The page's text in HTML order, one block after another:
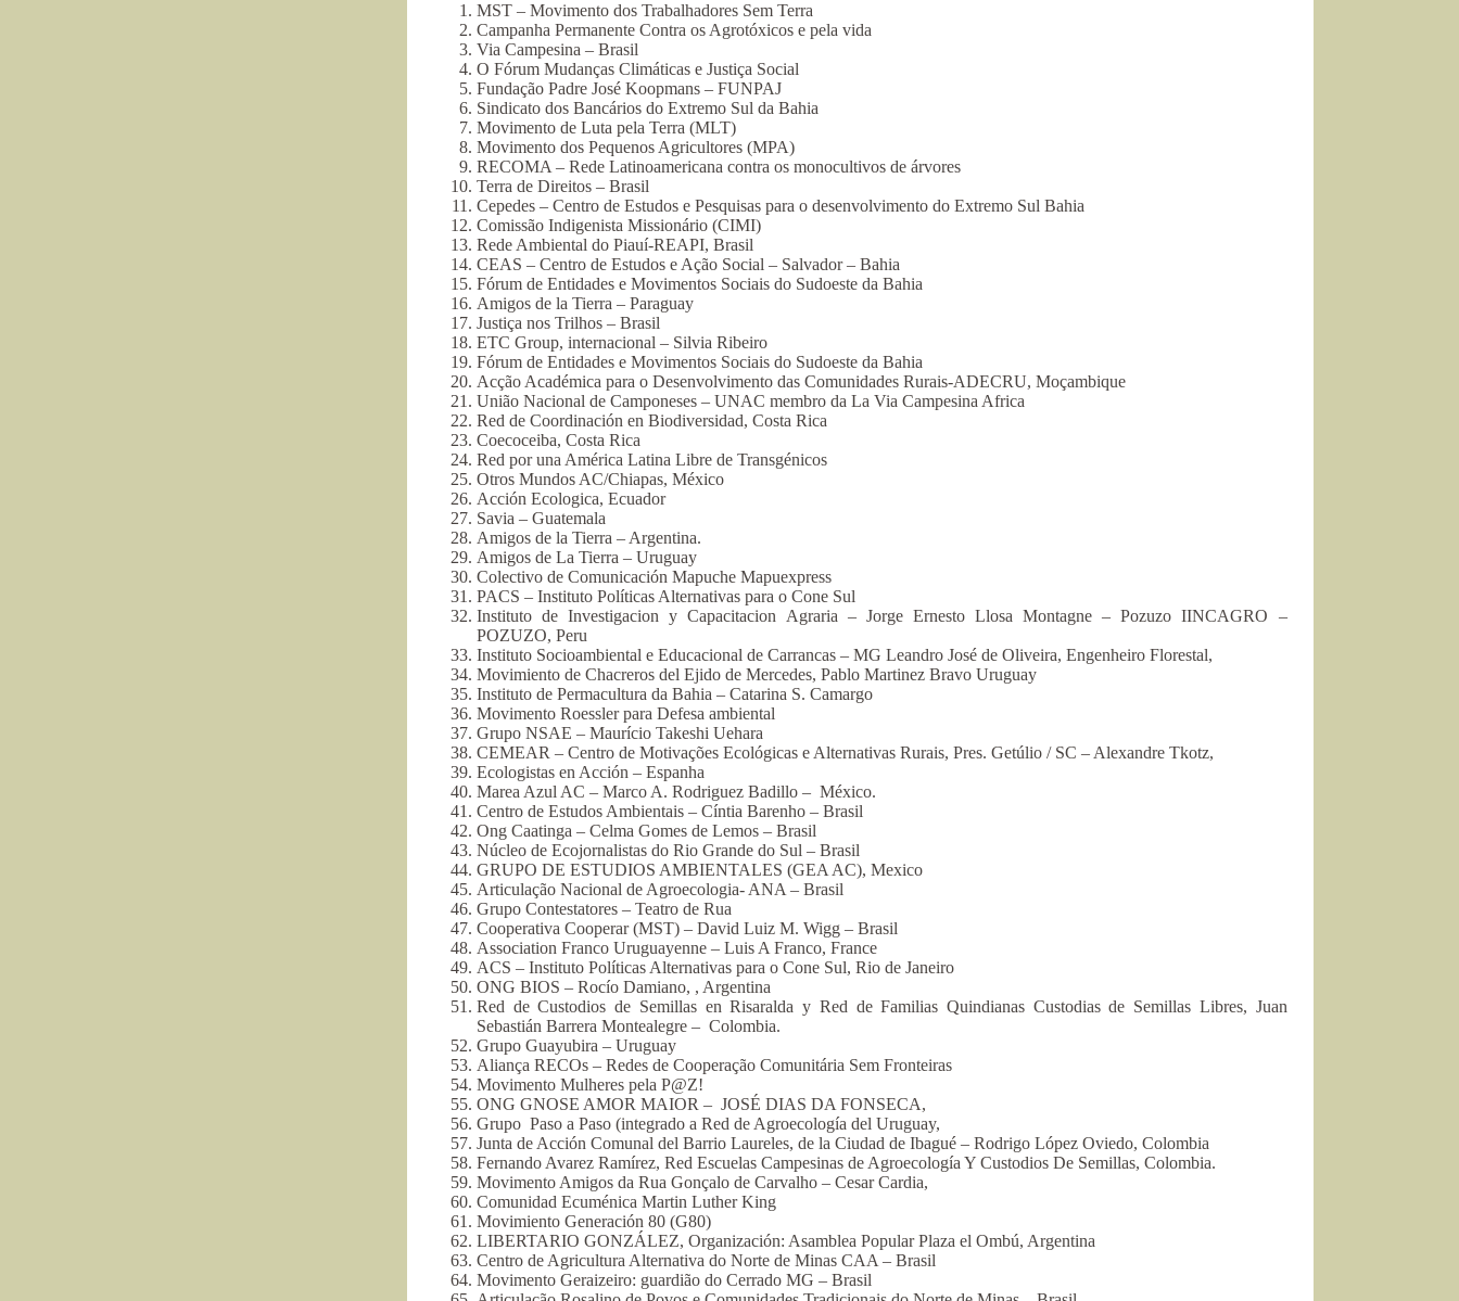
MST – Movimento dos Trabalhadores Sem Terra
Campanha Permanente Contra os Agrotóxicos e pela vida
Via Campesina – Brasil
O Fórum Mudanças Climáticas e Justiça Social
Fundação Padre José Koopmans – FUNPAJ
Sindicato dos Bancários do Extremo Sul da Bahia
Movimento de Luta pela Terra (MLT)
Movimento dos Pequenos Agricultores (MPA)
RECOMA – Rede Latinoamericana contra os monocultivos de árvores
Terra de Direitos – Brasil
Cepedes – Centro de Estudos e Pesquisas para o desenvolvimento do Extremo Sul Bahia
Comissão Indigenista Missionário (CIMI)
Rede Ambiental do Piauí-REAPI, Brasil
CEAS – Centro de Estudos e Ação Social – Salvador – Bahia
Fórum de Entidades e Movimentos Sociais do Sudoeste da Bahia
Amigos de la Tierra – Paraguay
Justiça nos Trilhos – Brasil
ETC Group, internacional – Silvia Ribeiro
Fórum de Entidades e Movimentos Sociais do Sudoeste da Bahia
Acção Académica para o Desenvolvimento das Comunidades Rurais-ADECRU, Moçambique
União Nacional de Camponeses – UNAC membro da La Via Campesina Africa
Red de Coordinación en Biodiversidad, Costa Rica
Coecoceiba, Costa Rica
Red por una América Latina Libre de Transgénicos
Otros Mundos AC/Chiapas, México
Acción Ecologica, Ecuador
Savia – Guatemala
Amigos de la Tierra – Argentina.
Amigos de La Tierra – Uruguay
Colectivo de Comunicación Mapuche Mapuexpress
PACS – Instituto Políticas Alternativas para o Cone Sul
Instituto de Investigacion y Capacitacion Agraria – Jorge Ernesto Llosa Montagne – Pozuzo IINCAGRO –
POZUZO, Peru
Instituto Socioambiental e Educacional de Carrancas – MG Leandro José de Oliveira, Engenheiro Florestal,
Movimiento de Chacreros del Ejido de Mercedes, Pablo Martinez Bravo Uruguay
Instituto de Permacultura da Bahia – Catarina S. Camargo
Movimento Roessler para Defesa ambiental
Grupo NSAE – Maurício Takeshi Uehara
CEMEAR – Centro de Motivações Ecológicas e Alternativas Rurais, Pres. Getúlio / SC – Alexandre Tkotz,
Ecologistas en Acción – Espanha
Marea Azul AC – Marco A. Rodriguez Badillo – México.
Centro de Estudos Ambientais – Cíntia Barenho – Brasil
Ong Caatinga – Celma Gomes de Lemos – Brasil
Núcleo de Ecojornalistas do Rio Grande do Sul – Brasil
GRUPO DE ESTUDIOS AMBIENTALES (GEA AC), Mexico
Articulação Nacional de Agroecologia- ANA – Brasil
Grupo Contestatores – Teatro de Rua
Cooperativa Cooperar (MST) – David Luiz M. Wigg – Brasil
Association Franco Uruguayenne – Luis A Franco, France
ACS – Instituto Políticas Alternativas para o Cone Sul, Rio de Janeiro
ONG BIOS – Rocío Damiano, , Argentina
Red de Custodios de Semillas en Risaralda y Red de Familias Quindianas Custodias de Semillas Libres, Juan
Sebastián Barrera Montealegre – Colombia.
Grupo Guayubira – Uruguay
Aliança RECOs – Redes de Cooperação Comunitária Sem Fronteiras
Movimento Mulheres pela P@Z!
ONG GNOSE AMOR MAIOR – JOSÉ DIAS DA FONSECA,
Grupo Paso a Paso (integrado a Red de Agroecología del Uruguay,
Junta de Acción Comunal del Barrio Laureles, de la Ciudad de Ibagué – Rodrigo López Oviedo, Colombia
Fernando Avarez Ramírez, Red Escuelas Campesinas de Agroecología Y Custodios De Semillas, Colombia.
Movimento Amigos da Rua Gonçalo de Carvalho – Cesar Cardia,
Comunidad Ecuménica Martin Luther King
Movimiento Generación 80 (G80)
LIBERTARIO GONZÁLEZ, Organización: Asamblea Popular Plaza el Ombú, Argentina
Centro de Agricultura Alternativa do Norte de Minas CAA – Brasil
Movimento Geraizeiro: guardião do Cerrado MG – Brasil